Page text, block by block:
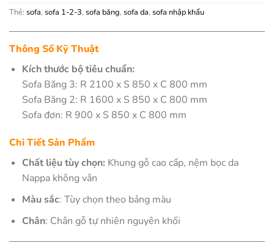
Thẻ: sofa, sofa 1-2-3, sofa băng, sofa da, sofa nhập khẩu
Thông Số Kỹ Thuật
Kích thước bộ tiêu chuẩn:
Sofa Băng 3: R 2100 x S 850 x C 800 mm
Sofa Băng 2: R 1600 x S 850 x C 800 mm
Sofa đơn: R 900 x S 850 x C 800 mm
Chi Tiết Sản Phẩm
Chất liệu tùy chọn: Khung gỗ cao cấp, nệm bọc da
Nappa không vân
Màu sắc: Tùy chọn theo bảng màu
Chân: Chân gỗ tự nhiên nguyên khối